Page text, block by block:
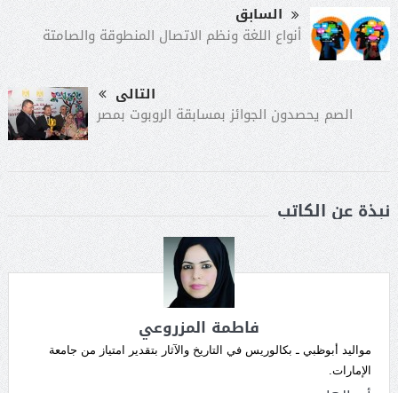
السابق
أنواع اللغة ونظم الاتصال المنطوقة والصامتة
التالى
الصم يحصدون الجوائز بمسابقة الروبوت بمصر
نبذة عن الكاتب
فاطمة المزروعي
مواليد أبوظبي ـ بكالوريس في التاريخ والآثار بتقدير امتياز من جامعة
الإمارات.